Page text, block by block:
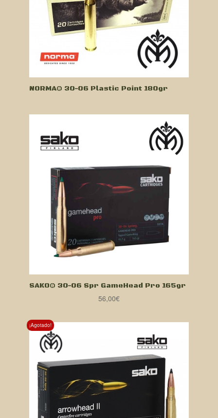
NORMA® 30-06 Plastic Point 180gr
SAKO® 30-06 Spr GameHead Pro 165gr
56,00€
¡Agotado!